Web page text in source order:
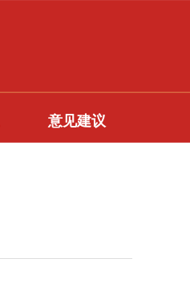
意见建议